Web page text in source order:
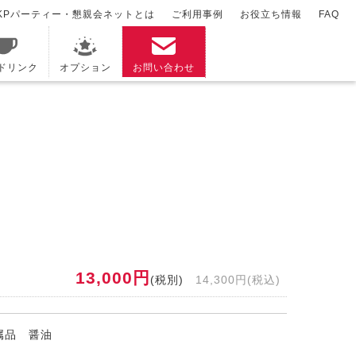
リンク オプション お問い合わせ
パーティー・懇親会ネットとは ご利用事例 お役立ち情報 FAQ
13,000円 (税別) 14,300円(税込)
品 醤油